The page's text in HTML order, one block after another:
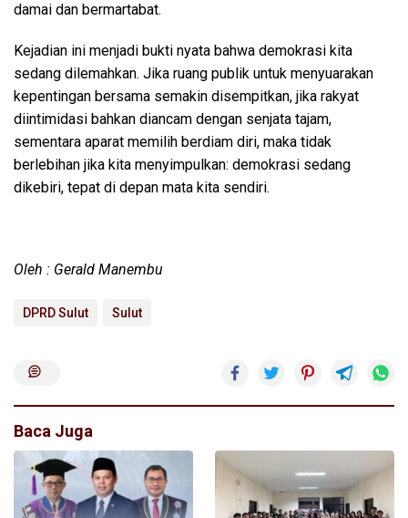
damai dan bermartabat.
Kejadian ini menjadi bukti nyata bahwa demokrasi kita
sedang dilemahkan. Jika ruang publik untuk menyuarakan
kepentingan bersama semakin disempitkan, jika rakyat
diintimidasi bahkan diancam dengan senjata tajam,
sementara aparat memilih berdiam diri, maka tidak
berlebihan jika kita menyimpulkan: demokrasi sedang
dikebiri, tepat di depan mata kita sendiri.
Oleh : Gerald Manembu
DPRD Sulut Sulut
Baca Juga